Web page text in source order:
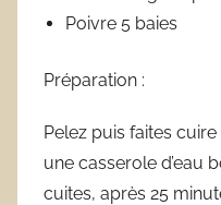
Poivre 5 baies
Préparation :
Pelez puis faites
une casserole d’eau
cuites, après 25